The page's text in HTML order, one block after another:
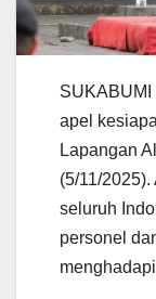
apel
Lapangan
(5/11/
seluruh
personel